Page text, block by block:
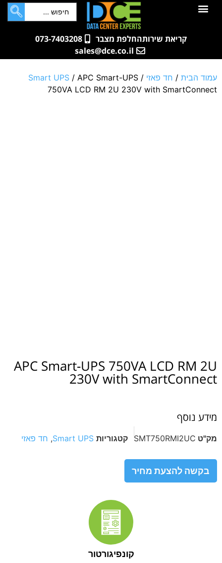
לתוכן
קריאת שירותהחלפת מצבר
073-7403208
sales@dce.co.il
עמוד הבית / חד פאזי /
Smart UPS / APC Smart-UPS
750VA LCD RM 2U 230V with SmartConnect
APC Smart-UPS 750VA LCD RM 2U
230V with SmartConnect
מידע נוסף
מק"ט SMT750RMI2UC קטגוריות Smart UPS
, חד פאזי
בקשה להצעת מחיר
קונפיגורטור